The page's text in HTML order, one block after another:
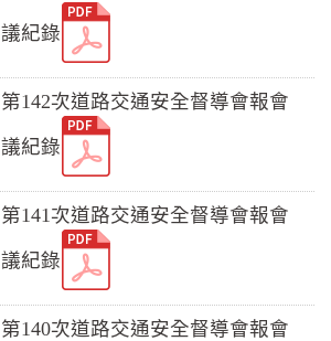
議紀錄
第142次道路交通安全督導會報會
議紀錄
第141次道路交通安全督導會報會
議紀錄
第140次道路交通安全督導會報會